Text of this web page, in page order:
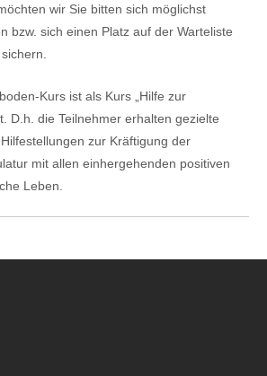
wir Sie bitten sich möglichst
bzw. sich einen Platz auf der Warteliste
Kurs ist als Kurs „Hilfe zur
D.h. die Teilnehmer erhalten gezielte
zur Kräftigung der
mit allen einhergehenden positiven
Leben.